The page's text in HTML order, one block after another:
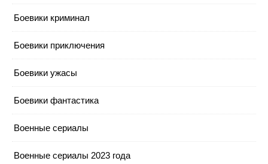
Боевики криминал
Боевики приключения
Боевики ужасы
Боевики фантастика
Военные сериалы
Военные сериалы 2023 года